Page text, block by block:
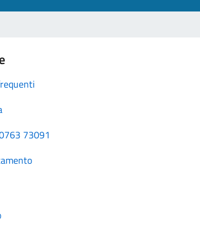
73091